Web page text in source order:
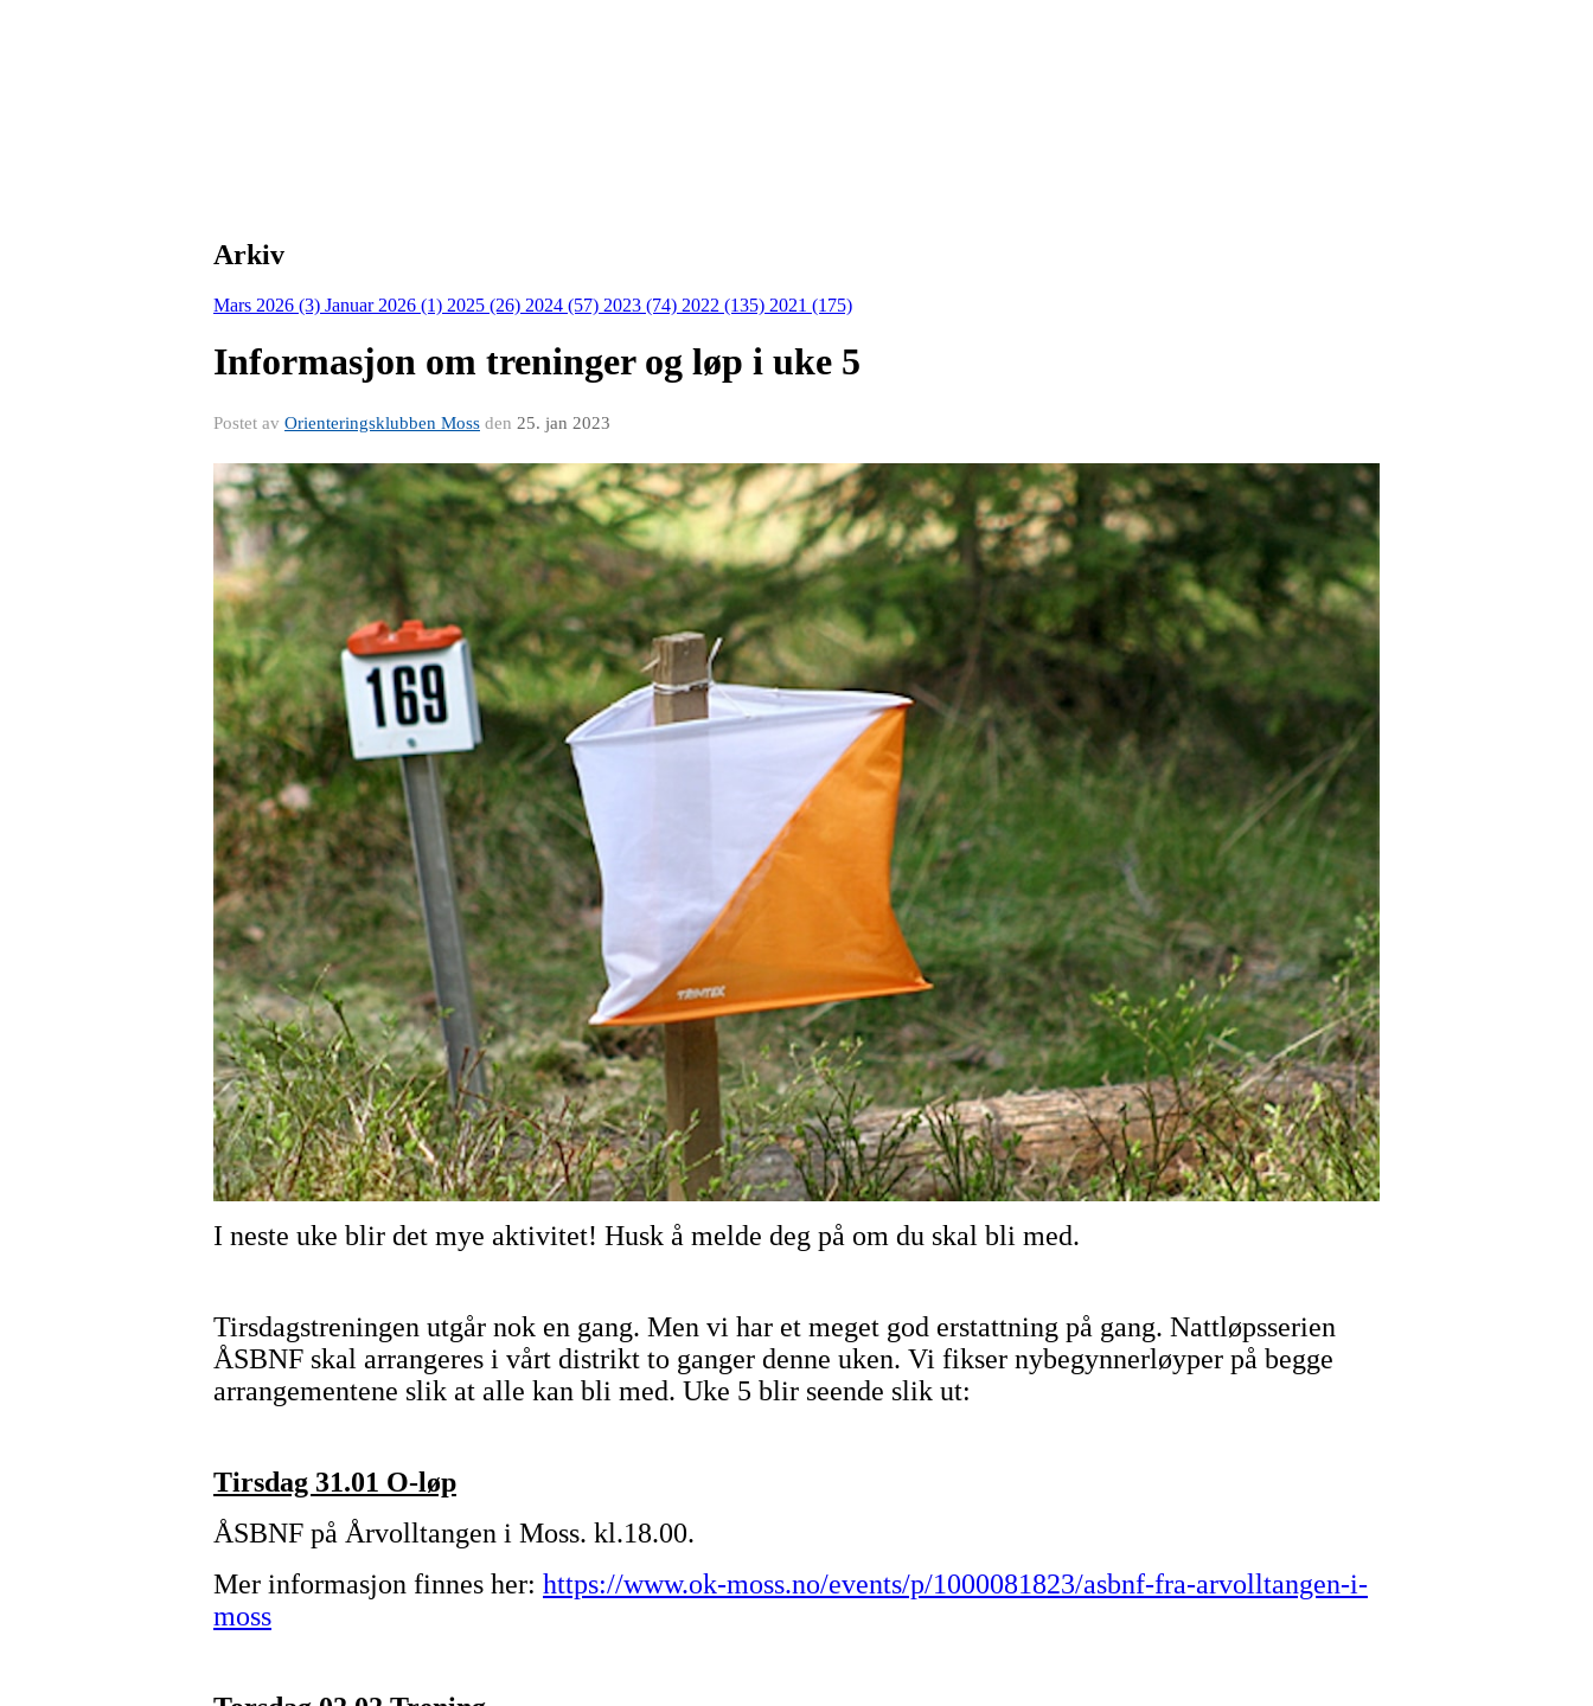
Arkiv
Mars 2026 (3) Januar 2026 (1) 2025 (26) 2024 (57) 2023 (74) 2022 (135) 2021 (175)
Informasjon om treninger og løp i uke 5
Postet av Orienteringsklubben Moss den 25. jan 2023
I neste uke blir det mye aktivitet! Husk å melde deg på om du skal bli med.
Tirsdagstreningen utgår nok en gang. Men vi har et meget god erstattning på gang. Nattløpsserien
ÅSBNF skal arrangeres i vårt distrikt to ganger denne uken. Vi fikser nybegynnerløyper på begge
arrangementene slik at alle kan bli med. Uke 5 blir seende slik ut:
Tirsdag 31.01 O-løp
ÅSBNF på Årvolltangen i Moss. kl.18.00.
Mer informasjon finnes her: https://www.ok-moss.no/events/p/1000081823/asbnf-fra-arvolltangen-i-
moss